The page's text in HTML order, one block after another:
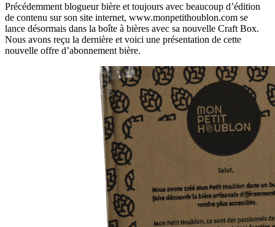
Précédemment blogueur bière et toujours avec beaucoup d’édition
de contenu sur son site internet, www.monpetithoublon.com se
lance désormais dans la boîte à bières avec sa nouvelle Craft Box.
Nous avons reçu la dernière et voici une présentation de cette
nouvelle offre d’abonnement bière.